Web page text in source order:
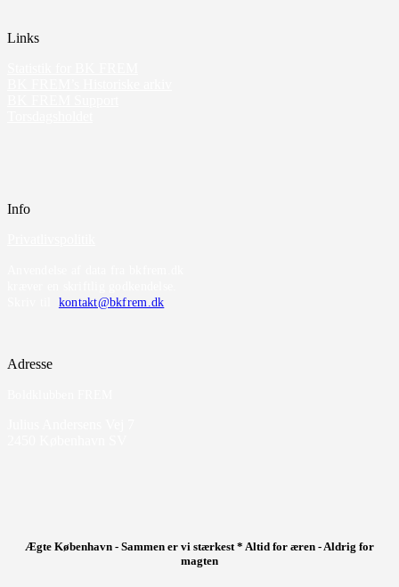
Links
Info
kontakt@bkfrem.dk
Adresse
Ægte København - Sammen er vi stærkest * Altid for æren - Aldrig for
magten